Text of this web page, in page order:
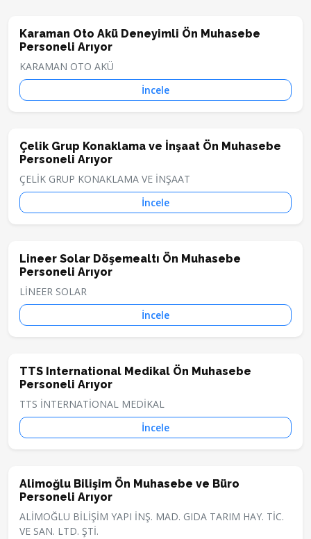
Karaman Oto Akü Deneyimli Ön Muhasebe
Personeli Arıyor
KARAMAN OTO AKÜ
İncele
Çelik Grup Konaklama ve İnşaat Ön Muhasebe
Personeli Arıyor
ÇELİK GRUP KONAKLAMA VE İNŞAAT
İncele
Lineer Solar Döşemealtı Ön Muhasebe
Personeli Arıyor
LİNEER SOLAR
İncele
TTS International Medikal Ön Muhasebe
Personeli Arıyor
TTS İNTERNATİONAL MEDİKAL
İncele
Alimoğlu Bilişim Ön Muhasebe ve Büro
Personeli Arıyor
ALİMOĞLU BİLİŞİM YAPI İNŞ. MAD. GIDA TARIM HAY. TİC.
VE SAN. LTD. ŞTİ.